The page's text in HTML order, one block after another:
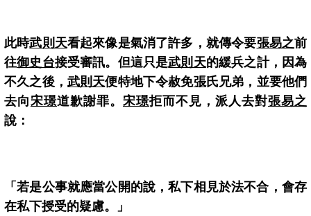
此時武則天看起來像是氣消了許多，就傳令要張易之前
往御史台接受審訊。但這只是武則天的緩兵之計，因為
不久之後， 武則天便特地下令赦免張氏兄弟，並要他們
去向宋璟道歉謝罪。 宋璟拒而不見，派人去對張易之
說：
「若是公事就應當公開的說，私下相見於法不合，會存
在私下授受的疑慮。」